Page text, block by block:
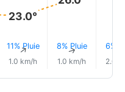
23.0°
11% Pluie
↑
1.0 km/h
8% Pluie
↑
1.0 km/h
6%
2.0